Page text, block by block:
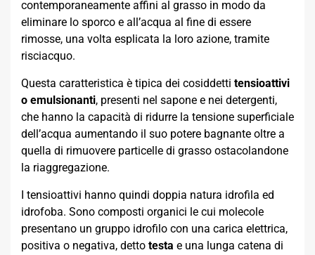
contemporaneamente affini al grasso in modo da
eliminare lo sporco e all’acqua al fine di essere
rimosse, una volta esplicata la loro azione, tramite
risciacquo.
Questa caratteristica è tipica dei cosiddetti tensioattivi
o emulsionanti, presenti nel sapone e nei detergenti,
che hanno la capacità di ridurre la tensione superficiale
dell’acqua aumentando il suo potere bagnante oltre a
quella di rimuovere particelle di grasso ostacolandone
la riaggregazione.
I tensioattivi hanno quindi doppia natura idrofila ed
idrofoba. Sono composti organici le cui molecole
presentano un gruppo idrofilo con una carica elettrica,
positiva o negativa, detto testa e una lunga catena di